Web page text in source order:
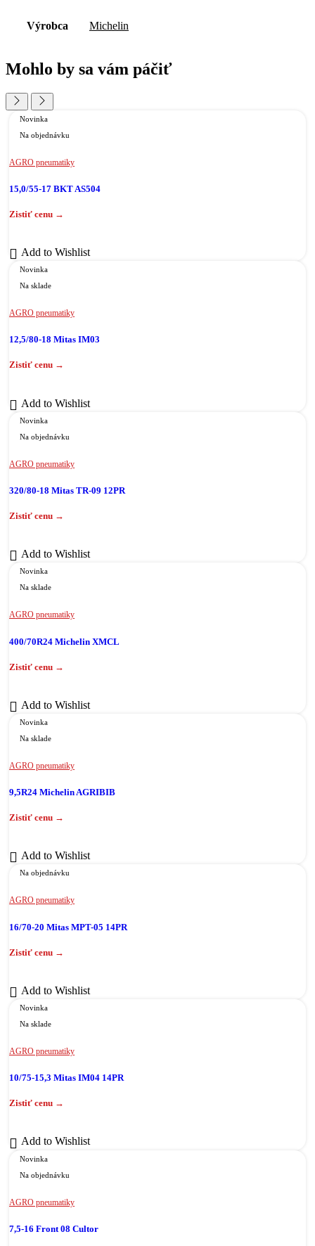
Výrobca Michelin
Mohlo by sa vám páčiť
Novinka
Na objednávku
AGRO pneumatiky
15,0/55-17 BKT AS504
Add to Wishlist
Novinka
Na sklade
AGRO pneumatiky
12,5/80-18 Mitas IM03
Add to Wishlist
Novinka
Na objednávku
AGRO pneumatiky
320/80-18 Mitas TR-09 12PR
Add to Wishlist
Novinka
Na sklade
AGRO pneumatiky
400/70R24 Michelin XMCL
Add to Wishlist
Novinka
Na sklade
AGRO pneumatiky
9,5R24 Michelin AGRIBIB
Add to Wishlist
Na objednávku
AGRO pneumatiky
16/70-20 Mitas MPT-05 14PR
Add to Wishlist
Novinka
Na sklade
AGRO pneumatiky
10/75-15,3 Mitas IM04 14PR
Add to Wishlist
Novinka
Na objednávku
AGRO pneumatiky
7,5-16 Front 08 Cultor